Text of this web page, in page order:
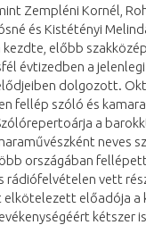
Zempléni Kornél,
és Kistétényi
kezdte, előbb
évtizedben a
dolgozott.
fellép szóló és
a
neves
országában fellépett
rádiófelvételen vett
elkötelezett előadója a
kétszer